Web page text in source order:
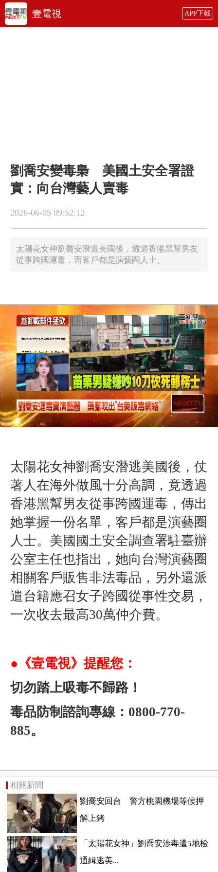
壹電視 APP下載
劉喬安變毒梟 美國土安全署證
實：向台灣藝人賣毒
2026-06-05 09:52:12
太陽花女神劉喬安潛逃美國後，透過香港黑幫男友
從事跨國運毒，而客戶都是演藝圈人士。
太陽花女神劉喬安潛逃美國後，仗
著人在海外做風十分高調，竟透過
香港黑幫男友從事跨國運毒，傳出
她掌握一份名單，客戶都是演藝圈
人士。美國國土安全調查署駐臺辦
公室主任也指出，她向台灣演藝圈
相關客戶販售非法毒品，另外還派
遣台籍應召女子跨國從事性交易，
一次收去最高30萬仲介費。
●《壹電視》提醒您：
切勿踏上吸毒不歸路！
毒品防制諮詢專線：0800-770-
885。
相關新聞
劉喬安回台 警方桃園機場等候押
解上銬
「太陽花女神」劉喬安涉毒遭5地檢
通緝逃美...